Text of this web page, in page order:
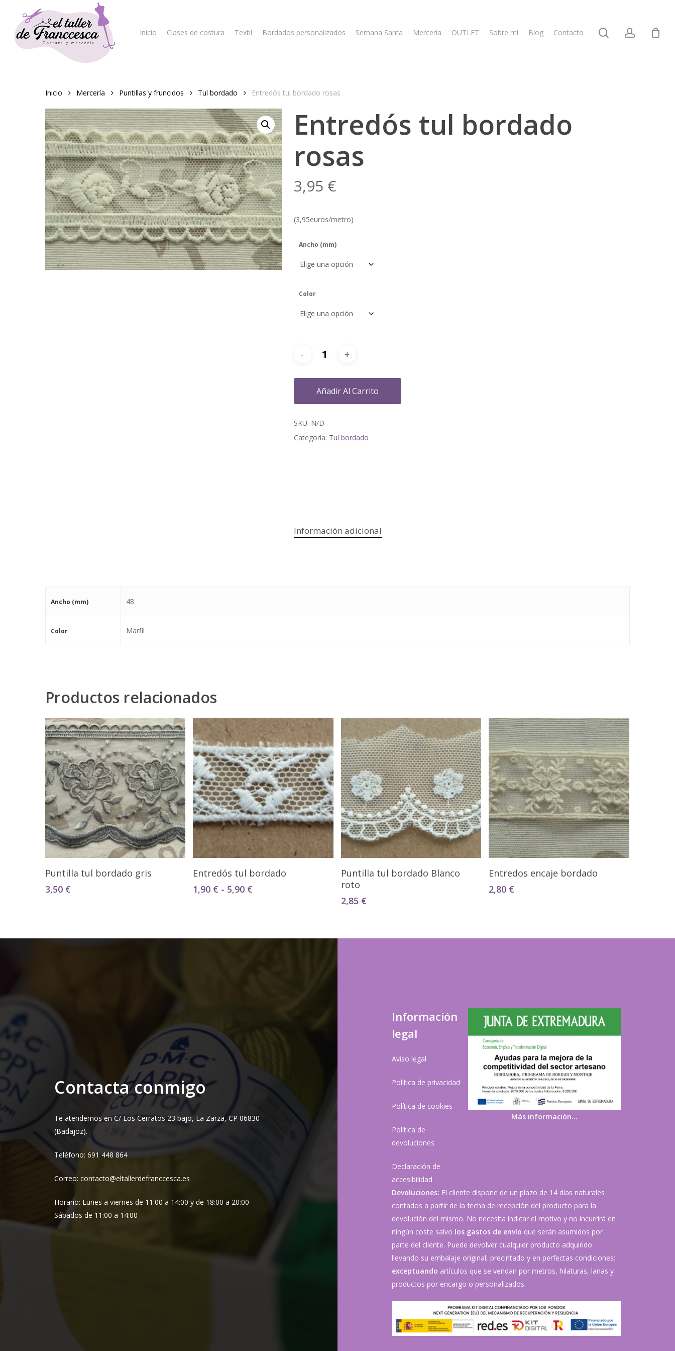
main
content
Hit enter to search or ESC to close
Inicio Clases de costura Textil Bordados personalizados Semana Santa Mercería OUTLET Sobre mí Blog Contacto searchaccount
Inicio Mercería Puntillas y fruncidos Tul bordado Entredós tul bordado rosas
Entredós tul bordado
rosas
3,95 €
(3,95euros/metro)
Ancho (mm)
Color
Añadir Al Carrito
SKU: N/D
Categoría: Tul bordado
Información adicional
Ancho (mm) 48
Color Marfil
Productos relacionados
Seleccionar Opciones
Puntilla tul bordado gris
3,50 €
Seleccionar Opciones
Entredós tul bordado
1,90 € - 5,90 €
Seleccionar Opciones
Puntilla tul bordado Blanco
roto
2,85 €
Seleccionar Opciones
Entredos encaje bordado
2,80 €
Contacta conmigo
Te atendemos en C/ Los Cerratos 23 bajo, La Zarza, CP 06830
(Badajoz).
Teléfono: 691 448 864
Correo: contacto@eltallerdefranccesca.es
Horario: Lunes a viernes de 11:00 a 14:00 y de 18:00 a 20:00
Sábados de 11:00 a 14:00
Información
legal
Aviso legal
Política de privacidad
Política de cookies
Política de
devoluciones
Declaración de
accesibilidad
Más información…
Devoluciones: El cliente dispone de un plazo de 14 días naturales
contados a partir de la fecha de recepción del producto para la
devolución del mismo. No necesita indicar el motivo y no incurrirá en
ningún coste salvo los gastos de envío que serán asumidos por
parte del cliente. Puede devolver cualquier producto adquirido
llevando su embalaje original, precintado y en perfectas condiciones;
exceptuando artículos que se vendan por metros, hilaturas, lanas y
productos por encargo o personalizados.